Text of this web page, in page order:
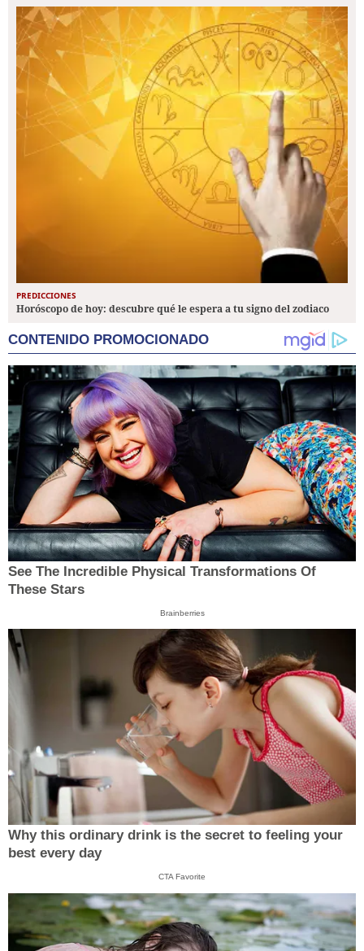
PREDICCIONES
Horóscopo de hoy: descubre qué le espera a tu signo del zodiaco
CONTENIDO PROMOCIONADO
See The Incredible Physical Transformations Of
These Stars
Brainberries
Why this ordinary drink is the secret to feeling your
best every day
CTA Favorite